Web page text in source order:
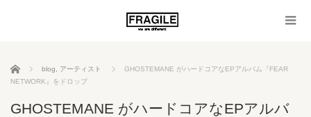
ホーム blog アーティスト
GHOSTEMANE がハードコアなEPアルバム『FEAR
NETWORK』をドロップ
GHOSTEMANE がハードコアなEPアルバ